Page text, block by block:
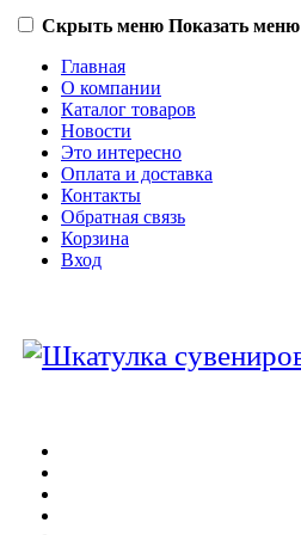
Скрыть меню Показать меню
Главная
О компании
Каталог товаров
Новости
Это интересно
Оплата и доставка
Контакты
Обратная связь
Корзина
Вход